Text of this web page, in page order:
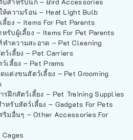
ห้ความร้อน – Heat Light Bulb
ยง – Items For Pet Parents
รับผู้เลี้ยง – Items For Pet Parents
ำความสะอาด – Pet Cleaning
ว์เลี้ยง – Pet Carriers
เลี้ยง – Pet Prams
แต่งขนสัตว์เลี้ยง – Pet Grooming
รฝึกสัตว์เลี้ยง – Pet Training Supplies
หรับสัตว์เลี้ยง – Gadgets For Pets
ริมอื่นๆ – Other Accessories For
Cages